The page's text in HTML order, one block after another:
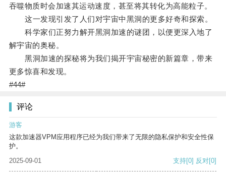
吞噬物质时会加速其运动速度，甚至将其转化为高能粒子。
这一发现引发了人们对宇宙中黑洞的更多好奇和探索。
科学家们正努力解开黑洞加速的谜团，以便更深入地了
解宇宙的奥秘。
黑洞加速的探秘将为我们揭开宇宙秘密的新篇章，带来
更多惊喜和发现。
#44#
评论
游客
这款加速器VPM应用程序已经为我们带来了无限的隐私保护和安全性保
护。
2025-09-01
支持[0] 反对[0]